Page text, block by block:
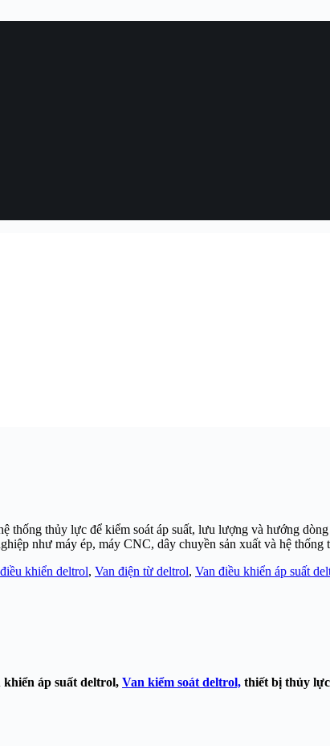
thống thủy lực để kiểm soát áp suất, lưu lượng và hướng
như máy ép, máy CNC, dây chuyền sản xuất và hệ thống
khiển deltrol, Van điện từ deltrol, Van điều khiển áp suất
khiển áp suất deltrol, Van kiểm soát deltrol, thiết bị thủy